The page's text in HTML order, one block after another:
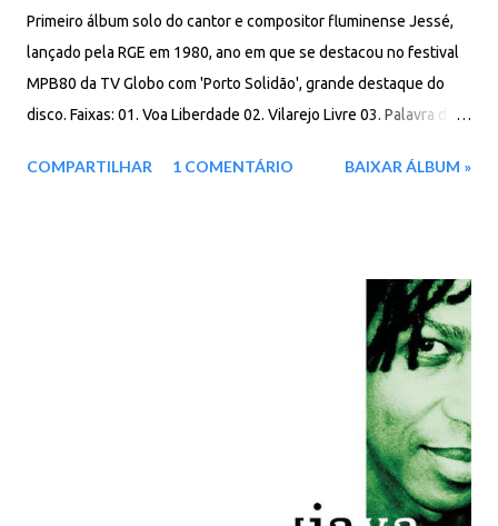
Primeiro álbum solo do cantor e compositor fluminense Jessé,
lançado pela RGE em 1980, ano em que se destacou no festival
MPB80 da TV Globo com 'Porto Solidão', grande destaque do
disco. Faixas: 01. Voa Liberdade 02. Vilarejo Livre 03. Palavra de
Impulsos 07. Campo Minado 08. Ser Estranho 09. Pra Apagar e
COMPARTILHAR 1 COMENTÁRIO BAIXAR ÁLBUM »